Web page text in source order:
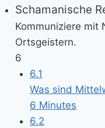
Schamanische
Kommuniziere mit
Ortsgeistern.
6
6.1
Was sind
6 Minutes
6.2